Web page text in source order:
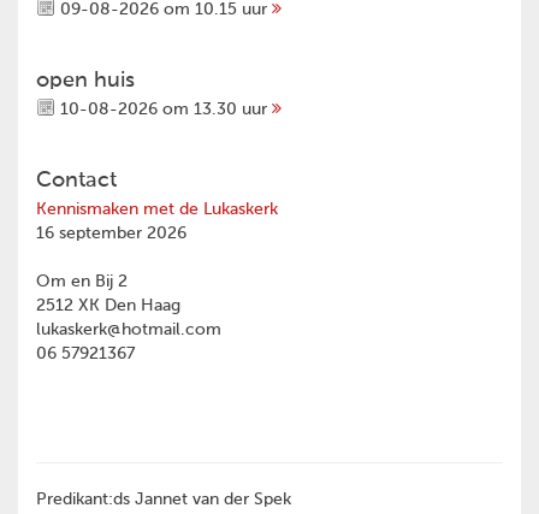
09-08-2026 om 10.15 uur
open huis
10-08-2026 om 13.30 uur
Contact
Kennismaken met de Lukaskerk
16 september 2026
Om en Bij 2
2512 XK Den Haag
lukaskerk@hotmail.com
06 57921367
Predikant:ds Jannet van der Spek